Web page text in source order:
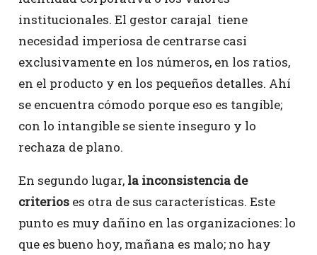
institucionales. El gestor carajal tiene
necesidad imperiosa de centrarse casi
exclusivamente en los números, en los ratios,
en el producto y en los pequeños detalles. Ahí
se encuentra cómodo porque eso es tangible;
con lo intangible se siente inseguro y lo
rechaza de plano.
En segundo lugar, la inconsistencia de
criterios es otra de sus características. Este
punto es muy dañino en las organizaciones: lo
que es bueno hoy, mañana es malo; no hay